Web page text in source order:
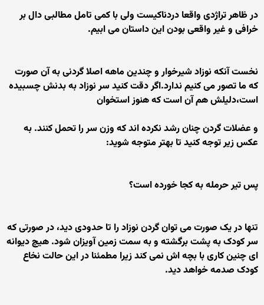
در ظاهر تراژدی واقعا دردناکیست ولی با کمی تامل مطالبی دال بر
خرافی و غیر واقعی بودن این داستان می ابیم.
نخست آنکه نوزاد شیرخوار و چندین ماهه اصلا گردنی به آن صورت
که ما تصور می کنیم ندارد.اگر دقت کنید سر نوزاد به بدنش چسبیده
است،دلیلش هم آن است که هنوز استخوان
و عضلات گردن چنان رشد نکرده اند که وزن سر را تحمل کنند. به
عکس زیر توجه کنید تا بهتر متوجه شوید:
پس تیر حرمله به کجا خورده است؟
تنها در یک صورت می توان گردن نوزاد را تا حدودی دید، در صورتی که
سر کودک به پشت برگشته و به سمت زمین آویزان شود. هیچ دیوانه
ای چنین کاری با بچه اش نمی کند زیرا مطمئنا در این حالت نخاع
کودک صدمه خواهد دید.